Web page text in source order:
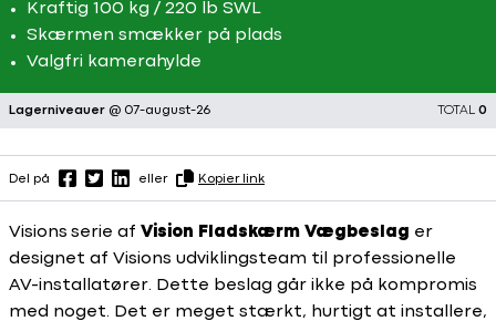
Kraftig 100 kg / 220 lb SWL
Skærmen smækker på plads
Valgfri kamerahylde
Lagerniveauer @ 07-august-26 TOTAL 0
Del på eller Kopier link
Visions serie af Vision Fladskærm Vægbeslag
er
designet af Visions udviklingsteam til professionelle
AV-installatører. Dette beslag går ikke på kompromis
med noget. Det er meget stærkt, hurtigt at installere,